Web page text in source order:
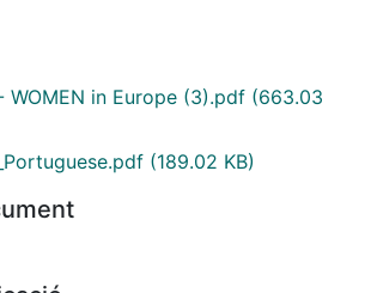
WOMEN in Europe (3).pdf (663.03
(189.02 KB)